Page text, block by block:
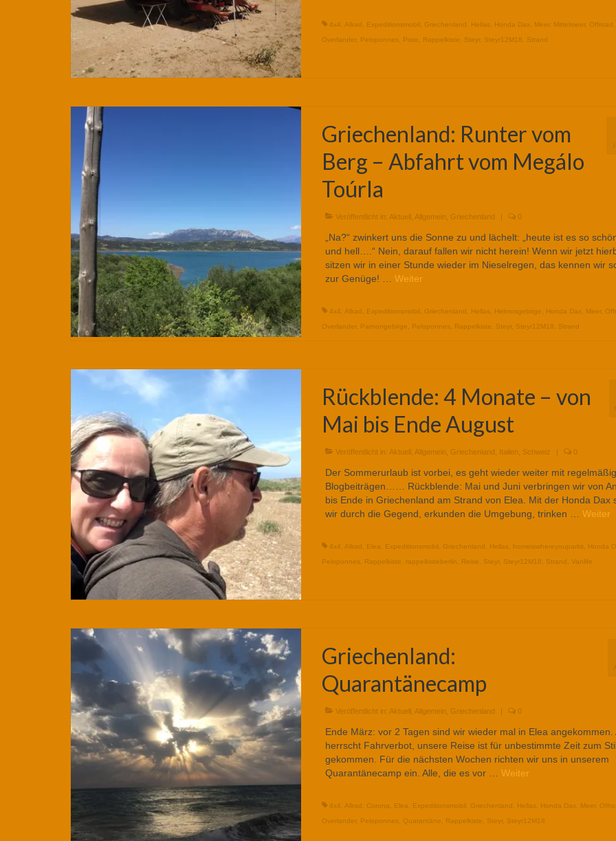
4x4 Allrad Expeditionsmobil Griechenland Hellas, Honda Dax Meer, Mittelmeer, Offroad
Overlander, Peloponnes, Piste Rappelkiste Steyr, Steyr12M18 Strand
Griechenland: Runter vom
Berg – Abfahrt vom Megálo
Toúrla
Veröffentlicht in: Aktuell, Allgemein Griechenland | 0
„Na?“ zwinkert uns die Sonne zu und lächelt: „heute ist es so
und hell….“ Nein, darauf fallen wir nicht herein! Wenn wir jetzt
sitzen wir in einer Stunde wieder im Nieselregen, das kennen wir
zur Genüge! … Weiter
4x4 Allrad Expeditionsmobil Griechenland Hellas, Helmosgebirge Honda Dax Meer,
Overlander, Parnongebirge Peloponnes, Rappelkiste Steyr, Steyr12M18 Strand
Rückblende: 4 Monate – von
Mai bis Ende August
Veröffentlicht in: Aktuell, Allgemein Griechenland Italien Schweiz | 0
Der Sommerurlaub ist vorbei, es geht wieder weiter mit
Blogbeiträgen…… Rückblende: Mai und Juni verbringen wir von
bis Ende in Griechenland am Strand von Elea. Mit der Honda Dax
wir durch die Gegend, erkunden die Umgebung, trinken … Weiter
4x4 Allrad Elea Expeditionsmobil Griechenland Hellas, homeiswhereyouparkit Honda
Peloponnes, Rappelkiste rappelkisteberlin Reise Steyr, Steyr12M18 Strand Vanlife
Griechenland:
Quarantänecamp
Veröffentlicht in: Aktuell, Allgemein Griechenland | 0
Ende März: vor 2 Tagen sind wir wieder mal in Elea angekommen.
herrscht Fahrverbot, unsere Reise ist für unbestimmte Zeit zum
gekommen. Für die nächsten Wochen richten wir uns in unserem
Quarantänecamp ein. Alle, die es vor … Weiter
4x4 Allrad Corona Elea Expeditionsmobil Griechenland Hellas, Honda Dax Meer,
Overlander, Peloponnes, Quarantäne Rappelkiste Steyr, Steyr12M18